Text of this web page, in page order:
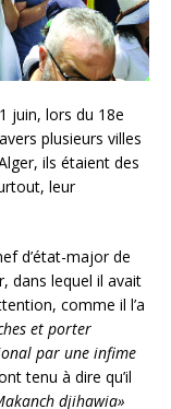
juin, lors du 18e
plusieurs villes
ils étaient des
leur
d’état-major de
dans lequel il avait
comme il l’a
et porter
par une infime
tenu à dire qu’il
djihawia»